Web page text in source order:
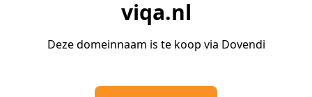
viqa.nl
Deze domeinnaam is te koop via Dovendi